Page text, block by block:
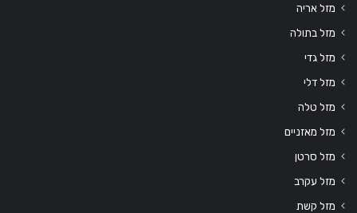
מזל אריה
מזל בתולה
מזל גדי
מזל דלי
מזל טלה
מזל מאזניים
מזל סרטן
מזל עקרב
מזל קשת